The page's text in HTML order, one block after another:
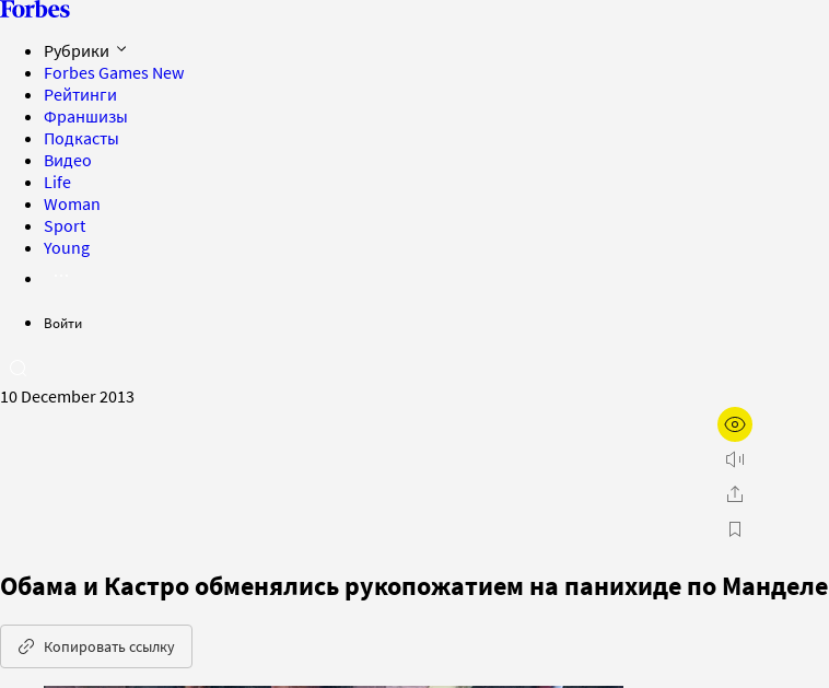
Рубрики
Forbes Games New
Рейтинги
Франшизы
Подкасты
Видео
Life
Woman
Sport
Young
Войти
10 December 2013
Обама и Кастро обменялись рукопожатием на панихиде по Манделе
Копировать ссылку